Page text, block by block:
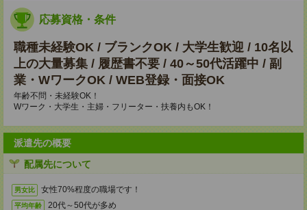
応募資格・条件
職種未経験OK / ブランクOK / 大学生歓迎 / 10名以
上の大量募集 / 履歴書不要 / 40～50代活躍中 / 副
業・WワークOK / WEB登録・面接OK
年齢不問・未経験OK！
Wワーク・大学生・主婦・フリーター・扶養内もOK！
派遣先の概要
配属先について
男女比 女性70%程度の職場です！
平均年齢 20代～50代が多め